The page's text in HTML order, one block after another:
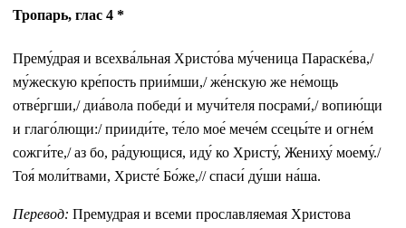
Тропарь, глас 4 *
Прему́драя и всехва́льная Христо́ва му́ченица Параске́ва,/
му́жескую кре́пость прии́мши,/ же́нскую же не́мощь
отве́ргши,/ диа́вола победи́ и мучи́теля посрами́,/ вопию́щи
и глаго́лющи:/ прииди́те, те́ло мое́ мече́м ссецы́те и огне́м
сожги́те,/ аз бо, ра́дующися, иду́ ко Христу́, Жениху́ моему́./
Тоя́ моли́твами, Христе́ Бо́же,// спаси́ ду́ши на́ша.
Перевод: Премудрая и всеми прославляемая Христова